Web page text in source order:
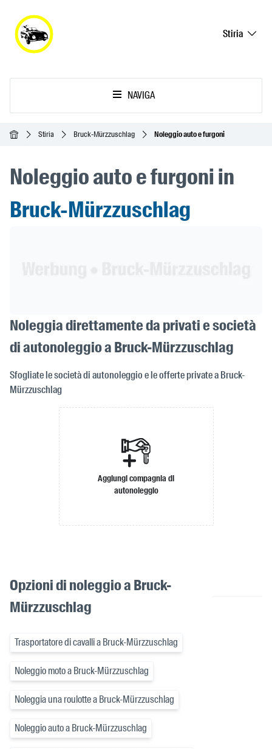
Stiria
NAVIGA
Home Stiria Bruck-Mürzzuschlag Noleggio auto e furgoni
Noleggio auto e furgoni in
Bruck-Mürzzuschlag
Noleggia direttamente da privati e società
di autonoleggio a Bruck-Mürzzuschlag
Sfogliate le società di autonoleggio e le offerte private a Bruck-
Mürzzuschlag
Aggiungi compagnia di
autonoleggio
Opzioni di noleggio a Bruck-
Mürzzuschlag
Trasportatore di cavalli a Bruck-Mürzzuschlag
Noleggio moto a Bruck-Mürzzuschlag
Noleggia una roulotte a Bruck-Mürzzuschlag
Noleggio auto a Bruck-Mürzzuschlag